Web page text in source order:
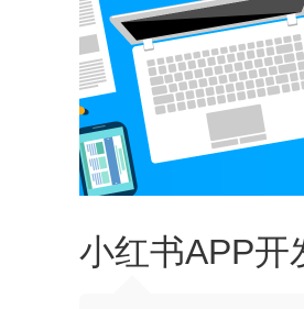
小红书APP开